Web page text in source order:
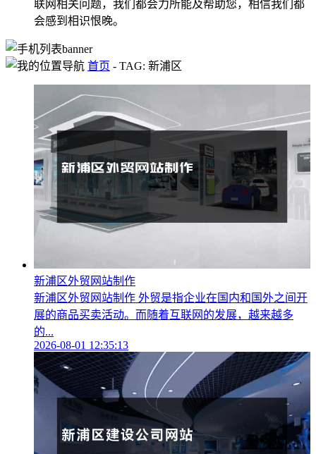
联网相关问题，我们都会力所能及帮助您，相信我们都
会感到相识恨晚。
首页 - TAG: 新浦区
新浦区外贸网站制作
新浦区外贸网站制作 外贸是指企业在国内和国外之间开
展的商品买卖活动。而随着互联网的发展，越来越多
的...
2026-08-01 12:35:13